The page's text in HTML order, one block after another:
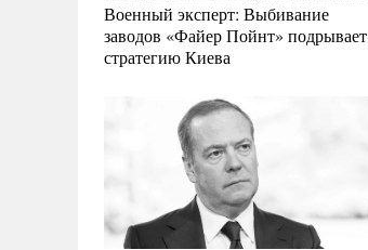
Военный эксперт: Выбивание
заводов «Файер Пойнт» подрывает
стратегию Киева